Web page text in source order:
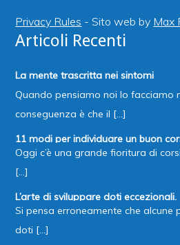
Privacy Rules - Sito web by Max
Articoli Recenti
La mente trascritta nei sintomi
Quando pensiamo noi lo facciamo
conseguenza è che il [...]
11 modi per individuare un buon
Oggi c’è una grande fioritura di
[...]
L’arte di sviluppare doti eccezionali.
Si pensa erroneamente che alcune
doti [...]